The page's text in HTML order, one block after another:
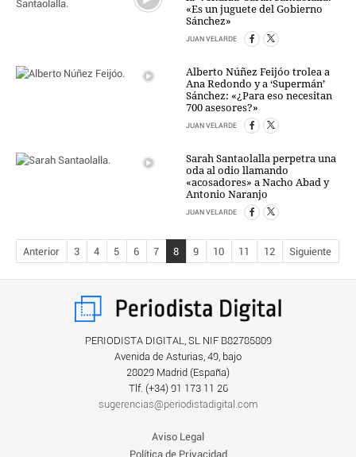
«Es un juguete del Gobierno
Sánchez»
JUAN VELARDE
Alberto Núñez Feijóo trolea a
Ana Redondo y a ‘Supermán’
Sánchez: «¿Para eso necesitan
700 asesores?»
JUAN VELARDE
Sarah Santaolalla perpetra una
oda al odio llamando
«acosadores» a Nacho Abad y
Antonio Naranjo
JUAN VELARDE
Anterior 3 4 5 6 7 8 9 10 11 12 Siguiente
PERIODISTA DIGITAL, SL NIF B82785809
Avenida de Asturias, 49, bajo
28029 Madrid (España)
Tlf. (+34) ‎91 173 11 26
sugerencias@periodistadigital.com
Aviso Legal